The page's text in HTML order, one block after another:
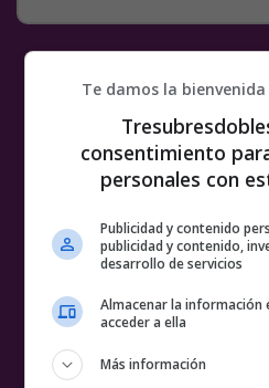
Te damos la
consentimiento
personales con
Publicidad y contenido
publicidad y contenido,
desarrollo de servicios
Almacenar la información
acceder a ella
Más información